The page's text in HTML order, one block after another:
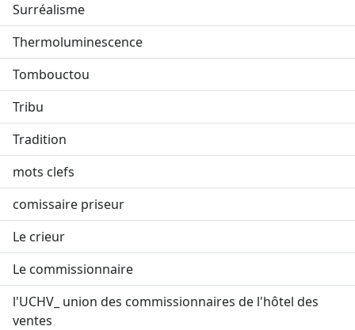
Surréalisme
Thermoluminescence
Tombouctou
Tribu
Tradition
mots clefs
comissaire priseur
Le crieur
Le commissionnaire
l'UCHV_ union des commissionnaires de l'hôtel des
ventes